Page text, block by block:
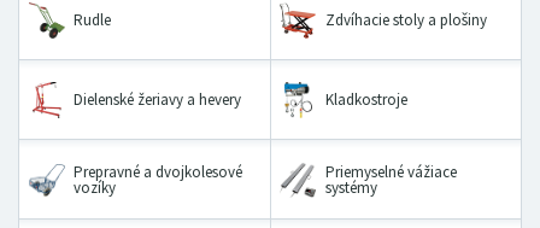
Rudle Zdvíhacie stoly a plošiny
Dielenské žeriavy a hevery Kladkostroje
Prepravné a dvojkolesové
vozíky
Priemyselné vážiace
systémy